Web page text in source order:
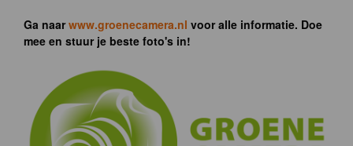
Ga naarwww.groenecamera.nl voor alle informatie. Doe
mee en stuur je beste foto's in!